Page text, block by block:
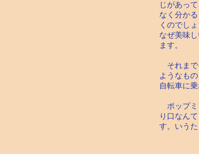
じがあっ
なく分か
くのでし
なぜ美味
ます。
それまで
ようなも
自転車に
ポップミ
り口なん
す。いうた